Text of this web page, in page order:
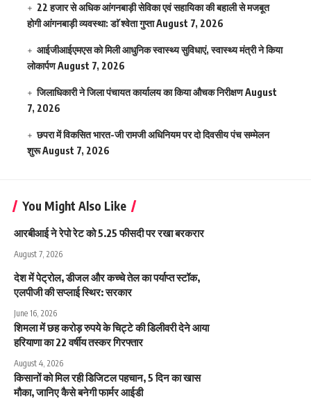
22 हजार से अधिक आंगनबाड़ी सेविका एवं सहायिका की बहाली से मजबूत
होगी आंगनबाड़ी व्यवस्था: डाॅ श्वेता गुप्ताAugust 7, 2026
आईजीआईएमएस काे मिली आधुनिक स्वास्थ्य सुविधाएं, स्वास्थ्य मंत्री ने किया
लोकार्पणAugust 7, 2026
जिलाधिकारी ने जिला पंचायत कार्यालय का किया औचक निरीक्षणAugust
7, 2026
छपरा में विकसित भारत-जी रामजी अधिनियम पर दो दिवसीय पंच सम्मेलन
शुरूAugust 7, 2026
You Might Also Like
आरबीआई ने रेपो रेट को 5.25 फीसदी पर रखा बरकरार
August 7, 2026
देश में पेट्रोल, डीजल और कच्चे तेल का पर्याप्त स्टॉक,
एलपीजी की सप्लाई स्थिर: सरकार
June 16, 2026
शिमला में छह करोड़ रुपये के चिट्टे की डिलीवरी देने आया
हरियाणा का 22 वर्षीय तस्कर गिरफ्तार
August 4, 2026
किसानों को मिल रही डिजिटल पहचान, 5 दिन का खास
मौका, जानिए कैसे बनेगी फार्मर आईडी